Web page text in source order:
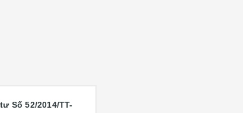
Số52/2014/TT-